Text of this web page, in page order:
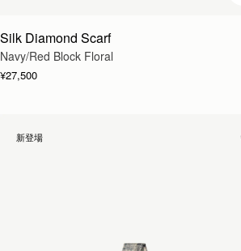
Silk Diamond Scarf
Navy/Red Block Floral
¥27,500
新登場